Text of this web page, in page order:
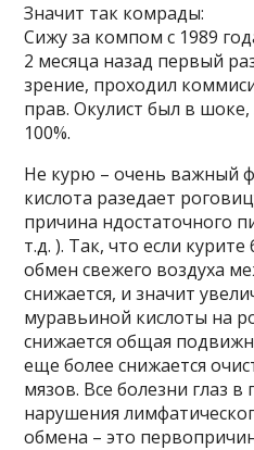
Значит так комрады:
Сижу за компом с 1989
2 месяца назад первый
зрение, проходил
прав. Окулист был в
100%.
Не курю – очень важный
кислота разедает
причина ндостаточного
т.д. ). Так, что если
обмен свежего воздуха
снижается, и значит
муравьиной кислоты на
снижается общая
еще более снижается
мязов. Все болезни глаз
нарушения
обмена – это